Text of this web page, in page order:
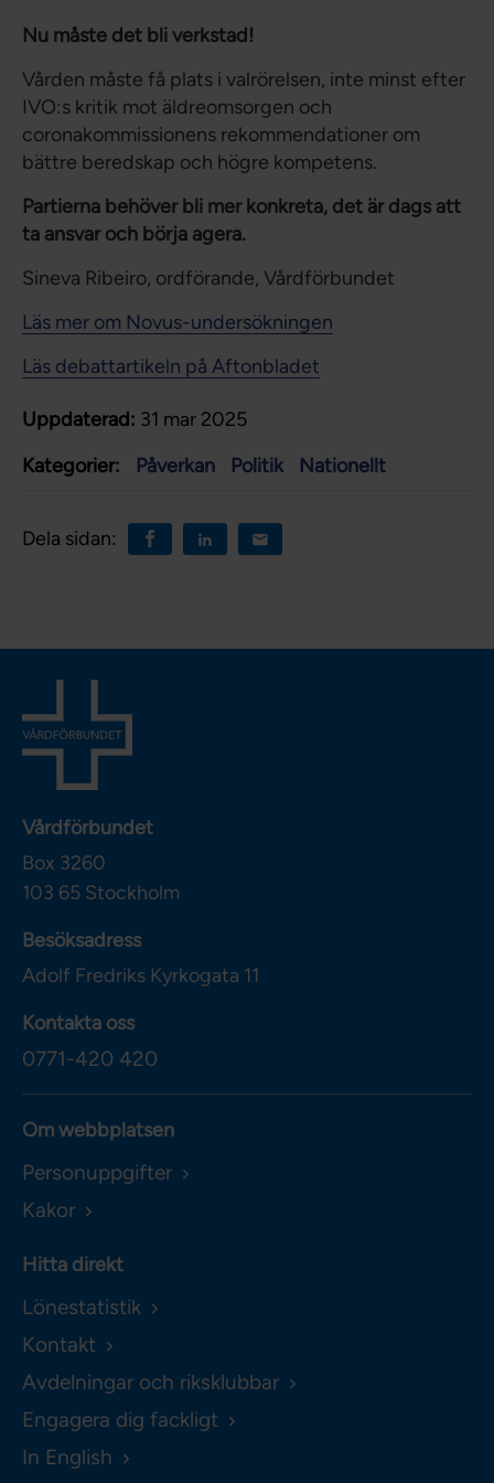
Nu måste det bli verkstad!
Vården måste få plats i valrörelsen, inte minst efter
IVO:s kritik mot äldreomsorgen och
coronakommissionens rekommendationer om
bättre beredskap och högre kompetens.
Partierna behöver bli mer konkreta, det är dags att
ta ansvar och börja agera.
Sineva Ribeiro, ordförande, Vårdförbundet
Läs mer om Novus-undersökningen
Läs debattartikeln på Aftonbladet
Uppdaterad: 31 mar 2025
Kategorier:
Påverkan Politik Nationellt
Dela sidan:
Vårdförbundet
Box 3260
103 65 Stockholm
Besöksadress
Adolf Fredriks Kyrkogata 11
Kontakta oss
0771-420 420
Om webbplatsen
Personuppgifter
Kakor
Hitta direkt
Lönestatistik
Kontakt
Avdelningar och riksklubbar
Engagera dig fackligt
In English